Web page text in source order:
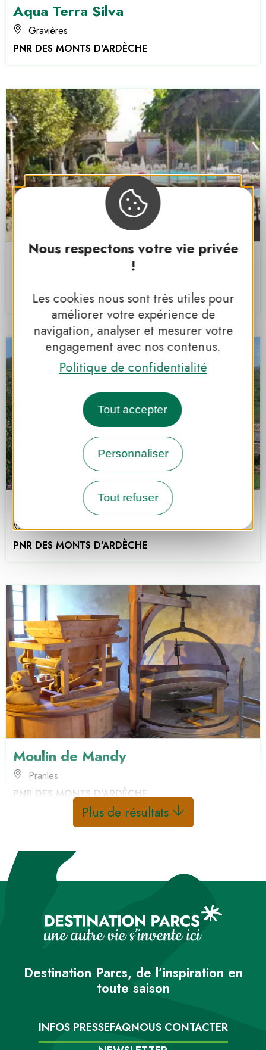
Nous respectons votre vie privée
!
Les cookies nous sont très utiles pour
améliorer votre expérience de
navigation, analyser et mesurer votre
engagement avec nos contenus.
Politique de confidentialité
Tout accepter
Personnaliser
Tout refuser
Aqua Terra Silva
Gravières
PNR DES MONTS D'ARDÈCHE
Cap Ardèche Village Vacances
PNR DES MONTS D'ARDÈCHE
Domaine du Clap
Pranles
PNR DES MONTS D'ARDÈCHE
Moulin de Mandy
Pranles
PNR DES MONTS D'ARDÈCHE
Plus de résultats
Destination Parcs, de l’inspiration en
toute saison
INFOS PRESSEFAQNOUS CONTACTER